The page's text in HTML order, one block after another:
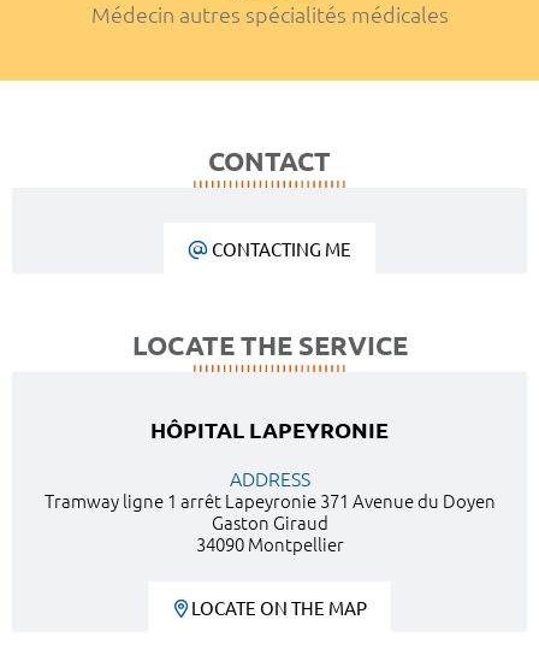
Médecin autres spécialités médicales
CONTACT
CONTACTING ME
LOCATE THE SERVICE
HÔPITAL LAPEYRONIE
ADDRESS
Tramway ligne 1 arrêt Lapeyronie 371 Avenue du Doyen
Gaston Giraud
34090 Montpellier
LOCATE ON THE MAP